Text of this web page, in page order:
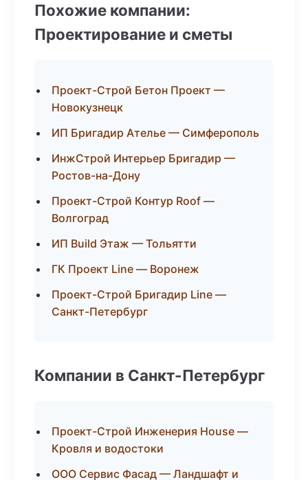
Похожие компании:
Проектирование и сметы
Проект-Строй Бетон Проект —
Новокузнецк
ИП Бригадир Ателье — Симферополь
ИнжСтрой Интерьер Бригадир —
Ростов-на-Дону
Проект-Строй Контур Roof —
Волгоград
ИП Build Этаж — Тольятти
ГК Проект Line — Воронеж
Проект-Строй Бригадир Line —
Санкт-Петербург
Компании в Санкт-Петербург
Проект-Строй Инженерия House —
Кровля и водостоки
ООО Сервис Фасад — Ландшафт и